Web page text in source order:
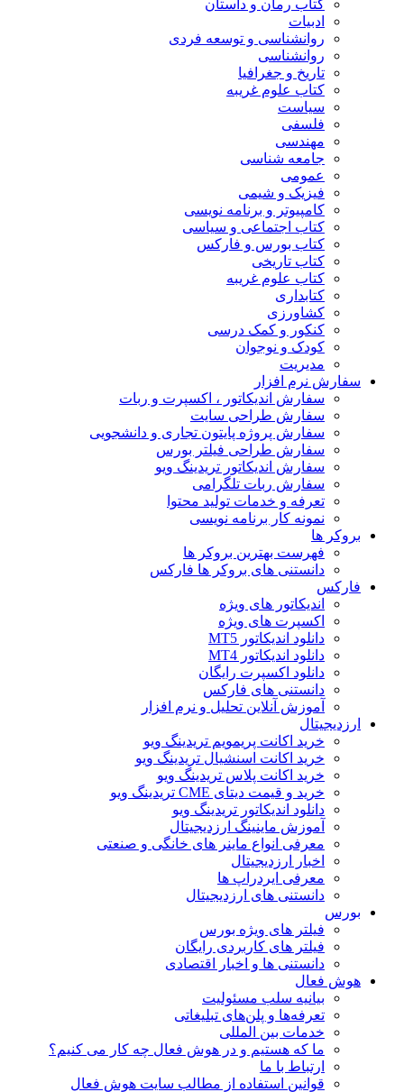
کتاب رمان و داستان
ادبیات
روانشناسی و توسعه فردی
روانشناسی
تاریخ و جغرافیا
کتاب علوم غریبه
سیاست
فلسفی
مهندسی
جامعه شناسی
عمومی
فیزیک و شیمی
کامپیوتر و برنامه نویسی
کتاب اجتماعی و سیاسی
کتاب بورس و فارکس
کتاب تاریخی
کتاب علوم غریبه
کتابداری
کشاورزی
کنکور و کمک‌ درسی
کودک و نوجوان
مدیریت
سفارش نرم افزار
سفارش اندیکاتور ، اکسپرت و ربات
سفارش طراحی سایت
سفارش پروژه پایتون تجاری و دانشجویی
سفارش طراحی فیلتر بورس
سفارش اندیکاتور تریدینگ ویو
سفارش ربات تلگرامی
تعرفه و خدمات تولید محتوا
نمونه کار برنامه نویسی
بروکر ها
فهرست بهترین بروکر ها
دانستنی های بروکر ها فارکس
فارکس
اندیکاتور های ویژه
اکسپرت های ویژه
دانلود اندیکاتور MT5
دانلود اندیکاتور MT4
دانلود اکسپرت رایگان
دانستنی های فارکس
آموزش آنلاین تحلیل و نرم افزار
ارزدیجیتال
خرید اکانت پریمویم تریدینگ ویو
خرید اکانت اسنشیال تریدینگ ویو
خرید اکانت پلاس تریدینگ ویو
خرید و قیمت دیتای CME تریدینگ ویو
دانلود اندیکاتور تریدینگ ویو
آموزش ماینینگ ارزدیجیتال
معرفی انواع ماینر های خانگی و صنعتی
اخبار ارزدیجیتال
معرفی ایردراپ ها
دانستنی های ارزدیجیتال
بورس
فیلتر های ویژه بورس
فیلتر های کاربردی رایگان
دانستنی ها و اخبار اقتصادی
هوش فعال
بیانیه سلب مسئولیت
تعرفه‌ها و پلن‌های تبلیغاتی
خدمات بین المللی
ما که هستیم و در هوش فعال چه کار می کنیم؟
ارتباط با ما
قوانین استفاده از مطالب سایت هوش فعال